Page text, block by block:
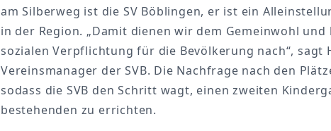
am Silberweg ist die SV Böblingen, er ist ein
in der Region. „Damit dienen wir dem Gemeinwohl
sozialen Verpflichtung für die Bevölkerung nach“, sagt
Vereinsmanager der SVB. Die Nachfrage nach den
sodass die SVB den Schritt wagt, einen zweiten
bestehenden zu errichten.